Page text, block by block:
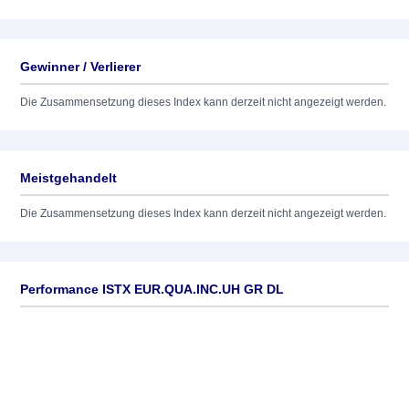
Gewinner / Verlierer
Die Zusammensetzung dieses Index kann derzeit nicht angezeigt werden.
Meistgehandelt
Die Zusammensetzung dieses Index kann derzeit nicht angezeigt werden.
Performance ISTX EUR.QUA.INC.UH GR DL